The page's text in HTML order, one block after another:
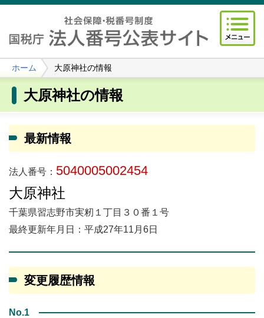
ホーム 大原神社の情報
大原神社の情報
最新情報
法人番号： 5040005002454
大原神社
千葉県習志野市実籾１丁目３０番１号
最終更新年月日：平成27年11月6日
変更履歴情報
No.1